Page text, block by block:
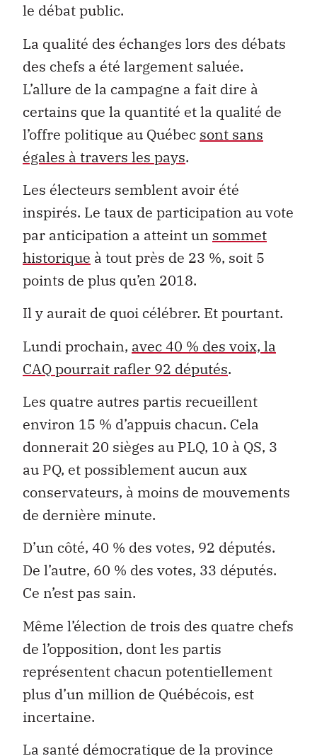
le débat public.
La qualité des échanges lors des débats
des chefs a été largement saluée.
L’allure de la campagne a fait dire à
certains que la quantité et la qualité de
l’offre politique au Québec sont sans
égales à travers les pays.
Les électeurs semblent avoir été
inspirés. Le taux de participation au vote
par anticipation a atteint un sommet
historique à tout près de 23 %, soit 5
points de plus qu’en 2018.
Il y aurait de quoi célébrer. Et pourtant.
Lundi prochain, avec 40 % des voix, la
CAQ pourrait rafler 92 députés.
Les quatre autres partis recueillent
environ 15 % d’appuis chacun. Cela
donnerait 20 sièges au PLQ, 10 à QS, 3
au PQ, et possiblement aucun aux
conservateurs, à moins de mouvements
de dernière minute.
D’un côté, 40 % des votes, 92 députés.
De l’autre, 60 % des votes, 33 députés.
Ce n’est pas sain.
Même l’élection de trois des quatre chefs
de l’opposition, dont les partis
représentent chacun potentiellement
plus d’un million de Québécois, est
incertaine.
La santé démocratique de la province